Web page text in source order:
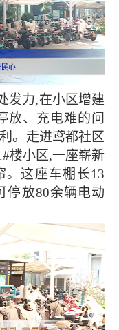
发力,在小区增建
放、充电难的问
。走进鸢都社区
楼小区,一座崭新
。这座车棚长13
停放80余辆电动